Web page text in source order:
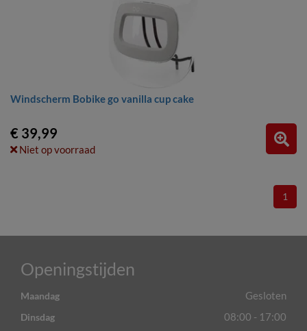
Windscherm Bobike go vanilla cup cake
€ 39,99
Niet op voorraad
1
Openingstijden
Maandag Gesloten
Dinsdag 08:00 - 17:00